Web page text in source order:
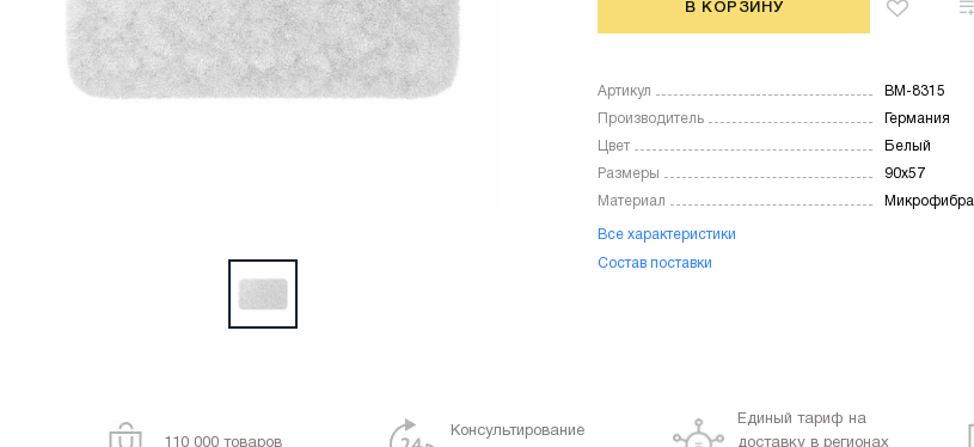
В КОРЗИНУ
Артикул BM-8315
Производитель Германия
Цвет Белый
Размеры 90х57
Материал Микрофибра
Все характеристики
Состав поставки
110 000 товаров
Консультирование
Единый тариф на
доставку в регионах